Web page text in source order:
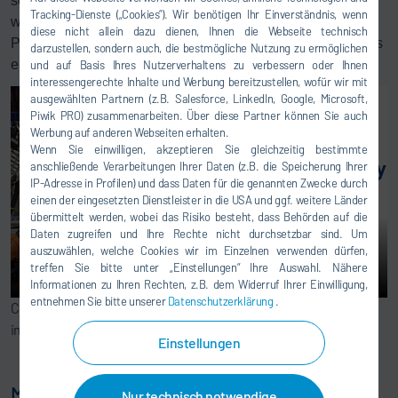
Tracking-Dienste („Cookies“). Wir benötigen Ihr Einverständnis, wenn
diese nicht allein dazu dienen, Ihnen die Webseite technisch
darzustellen, sondern auch, die bestmögliche Nutzung zu ermöglichen
und auf Basis Ihres Nutzerverhaltens zu verbessern oder Ihnen
interessengerechte Inhalte und Werbung bereitzustellen, wofür wir mit
ausgewählten Partnern (z.B. Salesforce, LinkedIn, Google, Microsoft,
Piwik PRO) zusammenarbeiten. Über diese Partner können Sie auch
Werbung auf anderen Webseiten erhalten.
Wenn Sie einwilligen, akzeptieren Sie gleichzeitig bestimmte
anschließende Verarbeitungen Ihrer Daten (z.B. die Speicherung Ihrer
IP-Adresse in Profilen) und dass Daten für die genannten Zwecke durch
einen der eingesetzten Dienstleister in die USA und ggf. weitere Länder
übermittelt werden, wobei das Risiko besteht, dass Behörden auf die
Daten zugreifen und Ihre Rechte nicht durchsetzbar sind. Um
auszuwählen, welche Cookies wir im Einzelnen verwenden dürfen,
treffen Sie bitte unter „Einstellungen“ Ihre Auswahl. Nähere
Informationen zu Ihren Rechten, z.B. dem Widerruf Ihrer Einwilligung,
entnehmen Sie bitte unsererDatenschutzerklärung .
Einstellungen
werden auch kundenspezifische Lösungen entwickelt und
Prozesse stetig optimiert. Für unsere Kunden bedeutet dies
eine erhebliche Risikominimierung vor Produktionsstart.
Comprehensive application solutions for bonding battery cells
into a battery system.